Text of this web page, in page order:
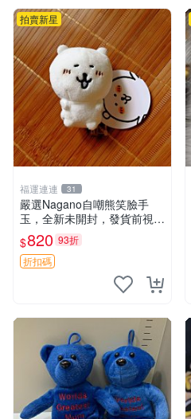
拍賣新星
福運連連 31
嚴選Nagano自嘲熊笑臉手
玉，全新未開封，發貨前視頻
確認，海南 廣西 貴州 嚴選N
agano自嘲熊笑臉手玉，全新
未開封，發貨前視頻確認，四
$820 93折
折扣碼